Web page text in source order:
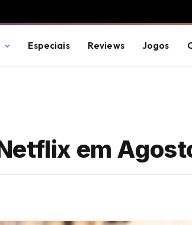
Especiais Reviews Jogos
em